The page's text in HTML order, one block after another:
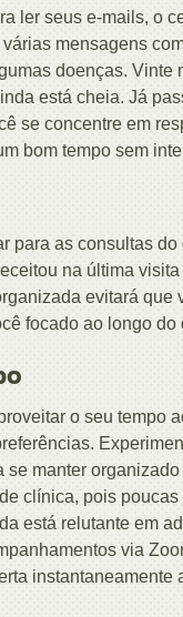
ler seus e-mails, o
mensagens
doenças. Vinte
está cheia. Já
se concentre em
bom tempo sem
para as consultas
na última
evitará que
focado ao longo do
o seu tempo
se manter
clínica, pois
está relutante em
via
instantaneamente